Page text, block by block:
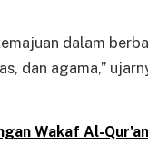
dalam
dan agama,”
Wakaf Al-